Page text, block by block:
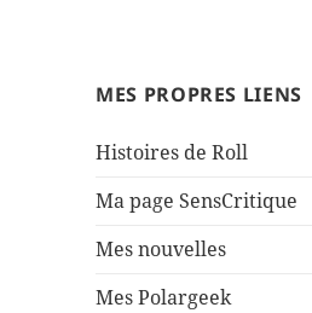
MES PROPRES LIENS
Histoires de Roll
Ma page SensCritique
Mes nouvelles
Mes Polargeek